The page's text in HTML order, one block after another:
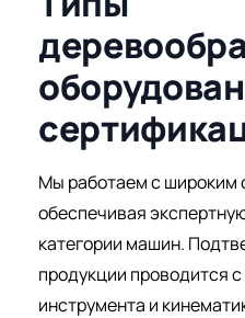
Мы работаем с широким
обеспечивая
категории машин.
продукции проводится
инструмента и